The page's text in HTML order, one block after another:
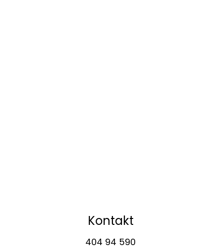
Kontakt
404 94 590